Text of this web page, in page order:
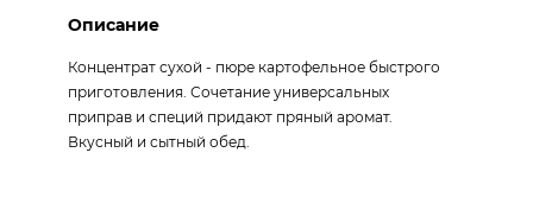
Описание
Концентрат сухой - пюре картофельное быстрого
приготовления. Сочетание универсальных
приправ и специй придают пряный аромат.
Вкусный и сытный обед.